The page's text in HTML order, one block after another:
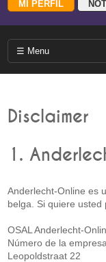
Disclaimer
1.
Anderlecht-Online es
belga. Si quiere
OSAL Anderlecht-
Número de la
Leopoldstraat 22